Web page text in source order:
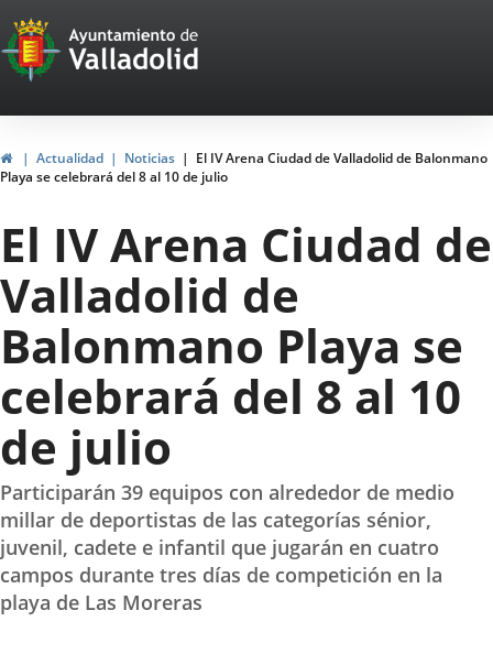
Portal
Web
del
Ayuntamiento
de
Valladolid
InicioActualidad Noticias
El IV Arena Ciudad de Valladolid de Balonmano
Playa se celebrará del 8 al 10 de julio
El IV Arena Ciudad de
Valladolid de
Balonmano Playa se
celebrará del 8 al 10
de julio
Participarán 39 equipos con alrededor de medio
millar de deportistas de las categorías sénior,
juvenil, cadete e infantil que jugarán en cuatro
campos durante tres días de competición en la
playa de Las Moreras